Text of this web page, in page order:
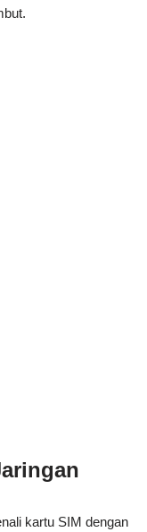
kartu SIM dengan